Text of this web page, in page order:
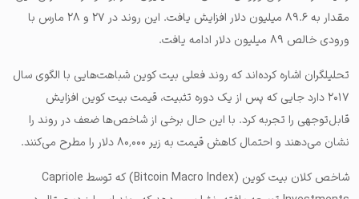
مقدار به ۸۹.۶ میلیون دلار افزایش یافت. این روند در ۲۷ و ۲۸ مارس با
ورودی خالص ۸۹ میلیون دلار ادامه یافت.
تحلیلگران اشاره کرده‌اند که روند فعلی بیت کوین شباهت‌هایی با الگوی سال
۲۰۱۷ دارد جایی که پس از یک دوره تثبیت، قیمت بیت کوین افزایش
قابل‌توجهی را تجربه کرد. با این حال برخی از شاخص‌ها ضعف در روند را
نشان می‌دهند و احتمال کاهش قیمت به زیر ۸۰٬۰۰۰ دلار را مطرح می‌کنند.
شاخص کلان بیت کوین (Bitcoin Macro Index) که توسط Capriole